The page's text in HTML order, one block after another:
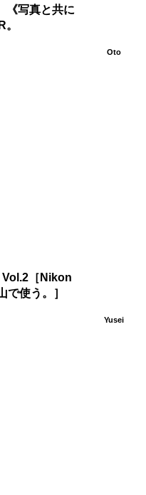
《写真と共に
Oto
［Nikon
使う。］
Yusei